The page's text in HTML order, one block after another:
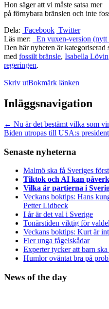
Hon säger att vi måste satsa mer
på förnybara bränslen och inte
Dela: Facebook Twitter
Läs mer:
En vuxen-version (nytt
Den här nyheten är kategoriserad
med fossilt bränsle, Isabella Lövin
regeringen.
Skriv utBokmärk länken
Inläggsnavigation
← Nu är det bestämt vilka som
Biden utropas till USA:s president
Senaste nyheterna
Malmö ska få Sveriges
Tiktok och AI kan
Vilka är partierna i
Veckans boktips: Hans
Petter Lidbeck
I år är det val i Sverige
Tonårstiden viktig för
Veckans boktips: Kurt är
Fler unga fågelskådar
Experter tycker att barn
Humlor oväntat bra på
News of the day